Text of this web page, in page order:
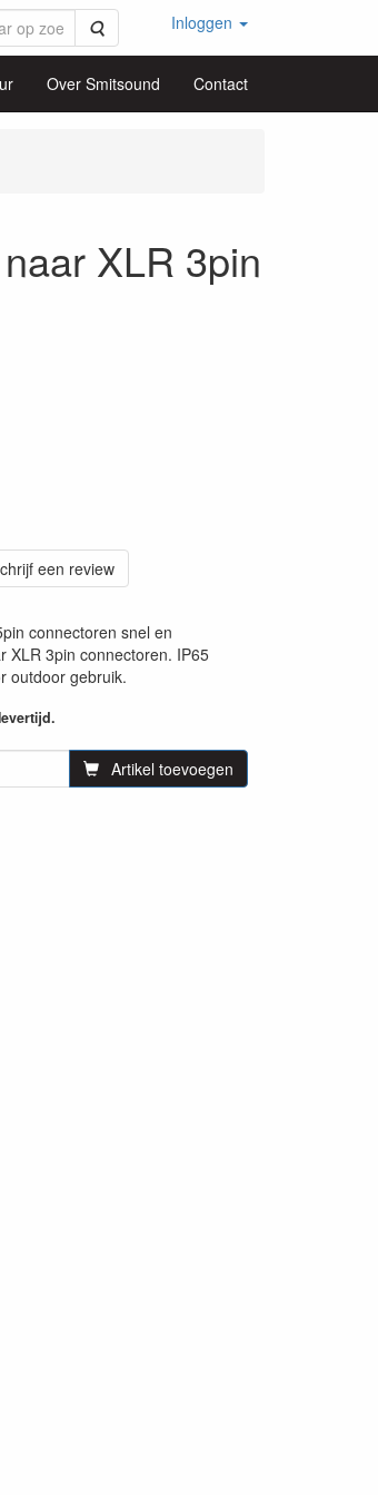
Zoeken Inloggen
Over Smitsound Contact
XLR 3pin
een review
connectoren snel en
XLR 3pin connectoren. IP65
outdoor gebruik.
Artikel toevoegen